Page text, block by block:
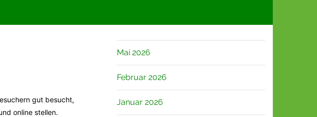
gut besucht,
online stellen.
Mai 2026
Februar 2026
Januar 2026